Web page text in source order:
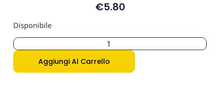
€5.80
Disponibile
Aggiungi Al Carrello